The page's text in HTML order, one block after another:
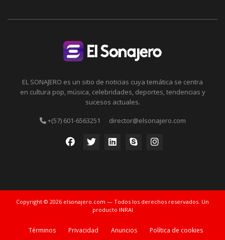
EL SONAJERO es un sitio de noticias cuya temática se centra
en cultura pop, música, celebridades, deportes, tendencias y
sucesos actuales.
+(57) 601-6563251 director@elsonajero.com
Copyright © 2026 elsonajero.com — Todos los derechos reservados. Un
producto INRAI
Términos Privacidad Anuncios Política de cookies